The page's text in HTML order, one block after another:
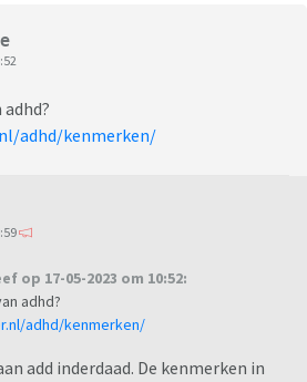
adhd/kenmerken/
op 17-05-2023 om 10:52:
adhd?
adhd/kenmerken/
add inderdaad. De kenmerken in